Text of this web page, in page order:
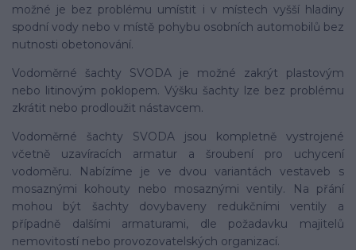
možné je bez problému umístit i v místech vyšší hladiny
spodní vody nebo v místě pohybu osobních automobilů bez
nutnosti obetonování.
Vodoměrné šachty SVODA je možné zakrýt plastovým
nebo litinovým poklopem. Výšku šachty lze bez problému
zkrátit nebo prodloužit nástavcem.
Vodoměrné šachty SVODA jsou kompletně vystrojené
včetně uzavíracích armatur a šroubení pro uchycení
vodoměru. Nabízíme je ve dvou variantách vestaveb s
mosaznými kohouty nebo mosaznými ventily. Na přání
mohou být šachty dovybaveny redukčními ventily a
případně dalšími armaturami, dle požadavku majitelů
nemovitostí nebo provozovatelských organizací.